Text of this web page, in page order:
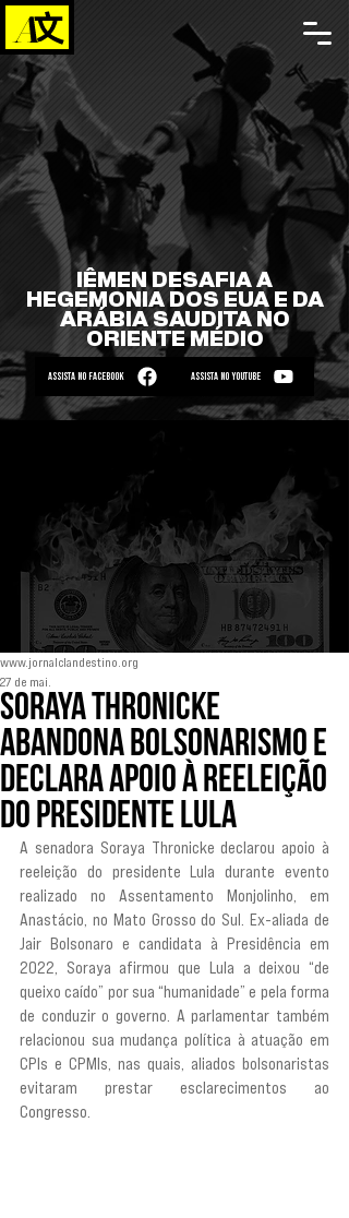
IÊMEN DESAFIA A
HEGEMONIA DOS EUA E DA
ARÁBIA SAUDITA NO
ORIENTE MÉDIO
ASSISTA NO FACEBOOK ASSISTA NO YOUTUBE
Soraya Thronicke
abandona bolsonarismo e
declara apoio à reeleição
do Presidente Lula
www.jornalclandestino.org
27 de mai.
A senadora Soraya Thronicke declarou apoio à
reeleição do presidente Lula durante evento
realizado no Assentamento Monjolinho, em
Anastácio, no Mato Grosso do Sul. Ex-aliada de
Jair Bolsonaro e candidata à Presidência em
2022, Soraya afirmou que Lula a deixou “de
queixo caído” por sua “humanidade” e pela forma
de conduzir o governo. A parlamentar também
relacionou sua mudança política à atuação em
CPIs e CPMIs, nas quais, aliados bolsonaristas
evitaram prestar esclarecimentos ao
Congresso.